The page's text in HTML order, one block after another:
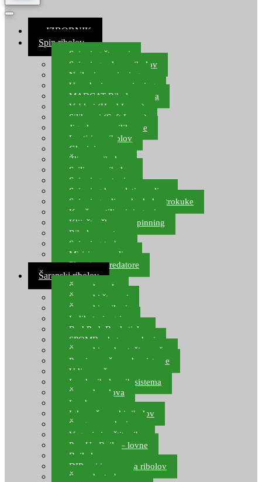
≡ IZBORNIK
Spin ribolov
Spinning štapovi
Spinning role za ribolov
Najloni za spinning
Upredenice za spinning
MADCAT Ribolov soma
Vobleri (Hard Lures)
Silikonci (Soft Lures)
Jig glave za silikonce
Leptiri za ribolov
Glavinjare
Žlice za ribolov
Sajlice za ribolov
Spinning setovi
Spinning kompleti varalica
Spinning udice, dvokuke, trokuke
Kopče, vrtilice i ringovi
Kliješta, škare za spinning
Ribolov pastrve
Spinning torbe
Mirisi za varalice
Plovci za predatore
Šaranski ribolov
Šaranske role
Šaranski štapovi
Šaranski najloni
Indikatori ugriza
Rod Pod, Banksticks
SPOMB rakete, markeri
Šaranski podmetači, mreže
Pernice za šaranske sisteme
Udice za šarana, amura
Izrada ribolovnih sistema
Šaranska olova
Leadcore
Igle za šaranski ribolov
Špage, upredenice
Vaganje i zaštita ribe
Pop Up Boile – lovne
Boile lovne
DIP-ovi i arome za ribolov
Šaranske torbe